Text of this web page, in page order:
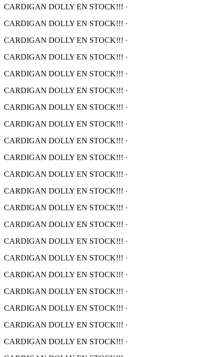
CARDIGAN DOLLY EN STOCK!!! ·
CARDIGAN DOLLY EN STOCK!!! ·
CARDIGAN DOLLY EN STOCK!!! ·
CARDIGAN DOLLY EN STOCK!!! ·
CARDIGAN DOLLY EN STOCK!!! ·
CARDIGAN DOLLY EN STOCK!!! ·
CARDIGAN DOLLY EN STOCK!!! ·
CARDIGAN DOLLY EN STOCK!!! ·
CARDIGAN DOLLY EN STOCK!!! ·
CARDIGAN DOLLY EN STOCK!!! ·
CARDIGAN DOLLY EN STOCK!!! ·
CARDIGAN DOLLY EN STOCK!!! ·
CARDIGAN DOLLY EN STOCK!!! ·
CARDIGAN DOLLY EN STOCK!!! ·
CARDIGAN DOLLY EN STOCK!!! ·
CARDIGAN DOLLY EN STOCK!!! ·
CARDIGAN DOLLY EN STOCK!!! ·
CARDIGAN DOLLY EN STOCK!!! ·
CARDIGAN DOLLY EN STOCK!!! ·
CARDIGAN DOLLY EN STOCK!!! ·
CARDIGAN DOLLY EN STOCK!!! ·